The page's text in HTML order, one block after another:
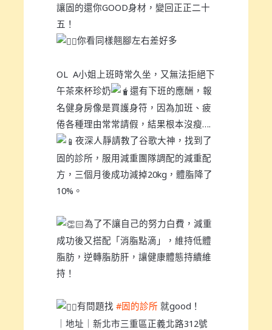
讓固的還你GOOD身材，變回正正二十
五！
你看同樣翹腳左右差好多
OL ​ A小姐上班時常久坐，又無法拒絕下
午茶來杯珍奶
還有下班的應酬，報
名健身房像是買護身符，因為加班、疲
倦各種理由常常請假，結果根本沒瘦….
夜深人靜請教了谷歌大神，找到了
固的診所，服用減重團隊調配的減重配
方，三個月後成功減掉20kg，體脂降了
10%。
為了不讓自己的努力白費，減重
成功後又搭配「消脂點滴」，維持低體
脂肪，逆轉脂肪肝，讓健康體態持續維
持！
有問題找 #固的診所 就good！
｜地址｜新北市三重區正義北路312號